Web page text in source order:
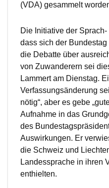
(VDA) gesammelt
Die Initiative der
dass sich der
die Debatte über
von Zuwanderern sei
Lammert am Dienstag.
Verfassungsänderung
nötig“, aber es gebe
Aufnahme in das
des
Auswirkungen. Er
die Schweiz und
Landessprache in ihren
enthielten.